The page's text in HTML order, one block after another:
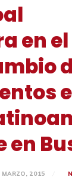
en el
en
MARZO, 2015